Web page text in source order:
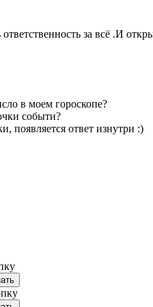
за всё .И
в моем гороскопе?
событи?
появляется ответ изнутри :)